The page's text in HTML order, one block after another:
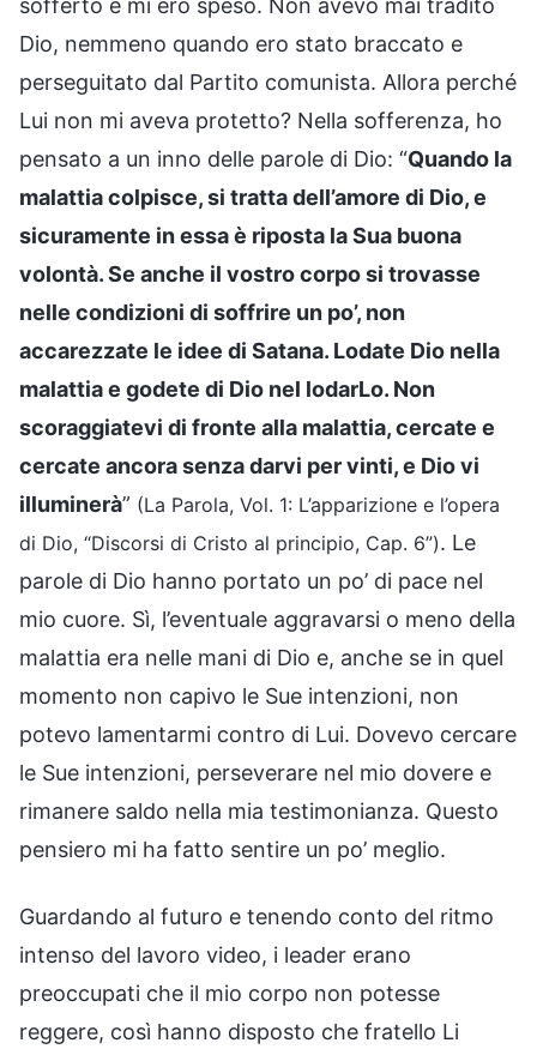
Dio, nemmeno quando ero stato braccato e
perseguitato dal Partito comunista. Allora perché
Lui non mi aveva protetto? Nella sofferenza, ho
pensato a un inno delle parole di Dio: “Quando la
malattia colpisce, si tratta dell’amore di Dio, e
sicuramente in essa è riposta la Sua buona
volontà. Se anche il vostro corpo si trovasse
nelle condizioni di soffrire un po’, non
accarezzate le idee di Satana. Lodate Dio nella
malattia e godete di Dio nel lodarLo. Non
scoraggiatevi di fronte alla malattia, cercate e
cercate ancora senza darvi per vinti, e Dio vi
illuminerà” (La Parola, Vol. 1: L’apparizione e l’opera
di Dio, “Discorsi di Cristo al principio, Cap. 6”). Le
parole di Dio hanno portato un po’ di pace nel
mio cuore. Sì, l’eventuale aggravarsi o meno della
malattia era nelle mani di Dio e, anche se in quel
momento non capivo le Sue intenzioni, non
potevo lamentarmi contro di Lui. Dovevo cercare
le Sue intenzioni, perseverare nel mio dovere e
rimanere saldo nella mia testimonianza. Questo
pensiero mi ha fatto sentire un po’ meglio.
Guardando al futuro e tenendo conto del ritmo
intenso del lavoro video, i leader erano
preoccupati che il mio corpo non potesse
reggere, così hanno disposto che fratello Li